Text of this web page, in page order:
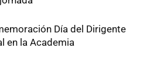
Día del Dirigente
en la Academia